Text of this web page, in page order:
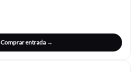
Comprar entrada →